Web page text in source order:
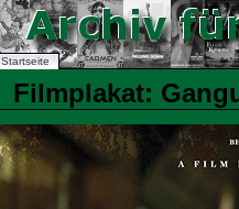
Startseite
Filmplakat: